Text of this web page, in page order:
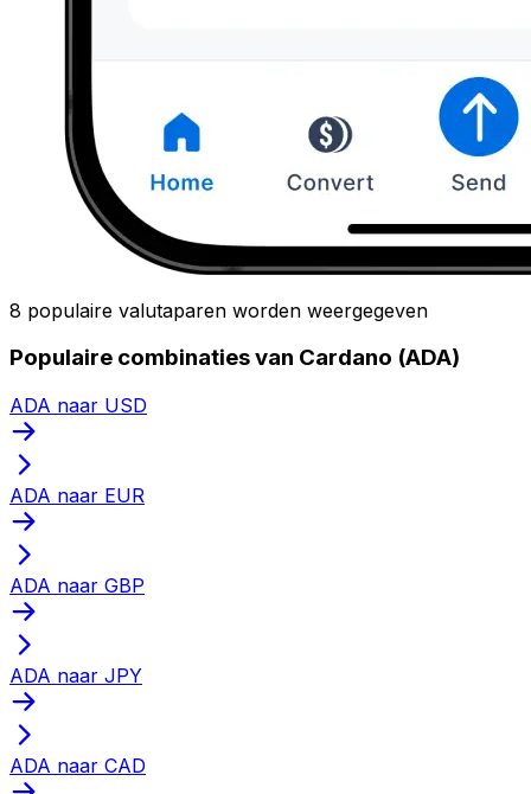
8 populaire valutaparen worden weergegeven
Populaire combinaties van Cardano (ADA)
ADA naar USD
ADA naar EUR
ADA naar GBP
ADA naar JPY
ADA naar CAD